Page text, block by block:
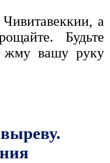
а
Будьте
жму вашу руку